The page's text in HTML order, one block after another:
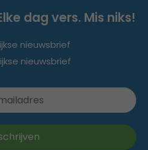
dag vers. Mis niks!
nieuwsbrief
nieuwsbrief